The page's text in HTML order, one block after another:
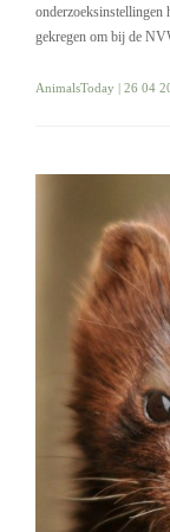
onderzoeksinstellingen
gekregen om bij de
AnimalsToday | 26 04